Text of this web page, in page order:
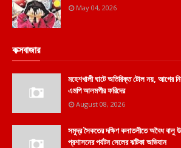
May 04, 2026
কক্সবাজার
মহেশখালী ঘাটে অতিরিক্ত টোল নয়, আগের
এমপি আলমগীর ফরিদের
August 08, 2026
সমুদ্র সৈকতের দক্ষিণ কলাতলীতে অবৈধ বালু
প্রশাসনের পর্যটন সেলের ঝটিকা অভিযান